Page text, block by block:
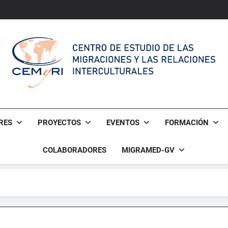
CAMINA:Community
CAMINA:Community
PROYECTOS EVENTOS FORMACIÓN
COLABORADORES MIGRAMED-GV